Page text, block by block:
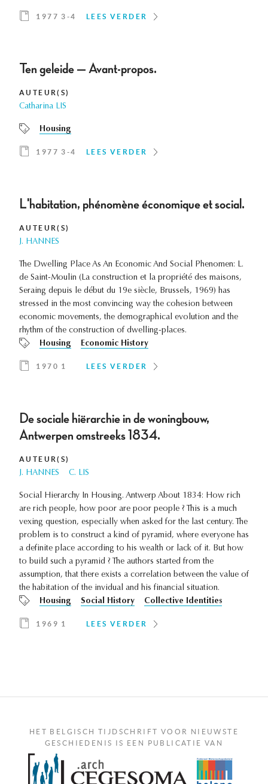
1977 3-4 LEES VERDER
Ten geleide — Avant-propos.
AUTEUR(S)
Catharina LIS
Housing
1977 3-4 LEES VERDER
L'habitation, phénomène économique et social.
AUTEUR(S)
J. HANNES
The Dwelling Place As An Economic And Social Phenomen: L.
de Saint-Moulin (La construction et la propriété des maisons,
Seraing depuis le début du 19e siècle, Brussels, 1969) has
stressed in the most convincing way the cohesion between
economic movements, the demographical evolution and the
rhythm of the construction of dwelling-places.
Housing
Economic History
1970 1 LEES VERDER
De sociale hiërarchie in de woningbouw,
Antwerpen omstreeks 1834.
AUTEUR(S)
J. HANNES C. LIS
Social Hierarchy In Housing. Antwerp About 1834: How rich
are rich people, how poor are poor people ? This is a much
vexing question, especially when asked for the last century. The
problem is to construct a kind of pyramid, where everyone has
a definite place according to his wealth or lack of it. But how
to build such a pyramid ? The authors started from the
assumption, that there exists a correlation between the value of
the habitation of the invidual and his financial situation.
Housing
Social History Collective Identities
1969 1 LEES VERDER
HET BELGISCH TIJDSCHRIFT VOOR NIEUWSTE
GESCHIEDENIS IS EEN PUBLICATIE VAN